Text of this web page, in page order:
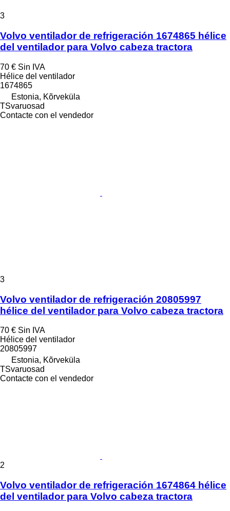
3
Volvo ventilador de refrigeración 1674865 hélice
del ventilador para Volvo cabeza tractora
70 € Sin IVA
Hélice del ventilador
1674865
Estonia, Kõrveküla
TSvaruosad
Contacte con el vendedor
3
Volvo ventilador de refrigeración 20805997
hélice del ventilador para Volvo cabeza tractora
70 € Sin IVA
Hélice del ventilador
20805997
Estonia, Kõrveküla
TSvaruosad
Contacte con el vendedor
2
Volvo ventilador de refrigeración 1674864 hélice
del ventilador para Volvo cabeza tractora